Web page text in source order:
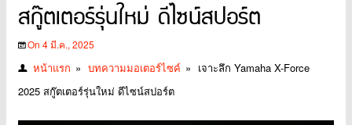
สกู๊ตเตอร์รุ่นใหม่ ดีไซน์สปอร์ต
On 4 มี.ค., 2025
หน้าแรก » บทความมอเตอร์ไซค์ » เจาะลึก Yamaha X-Force
2025 สกู๊ตเตอร์รุ่นใหม่ ดีไซน์สปอร์ต